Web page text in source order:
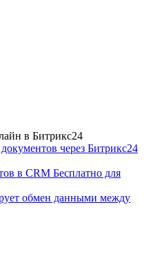
в Битрикс24
через Битрикс24
в CRM Бесплатно для
обмен данными между